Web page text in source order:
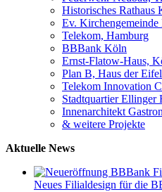
Historisches Rathaus
Ev.
Telekom, Hamburg
BBBank Köln
Ernst-Flatow-Haus,
Plan B, Haus der Eifel
Telekom Innovation
Stadtquartier Ellinger
Innenarchitekt
& weitere Projekte
Aktuelle News
Neues Filialdesign für die